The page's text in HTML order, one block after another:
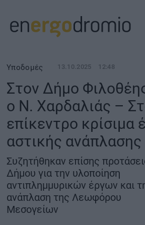
ΥΠΟΔΟΜΕΣ
REAL ESTATE
ΠΕΡΙΒΑΛΛΟΝ
ΕΝΕΡΓΕΙΑ
ΜΕΤΑΦΟΡΕΣ -
ΨΗΦΙΑΚΟΣ ΚΟΣΜΟΣ
Υποδομές 13.10.2025 12:48
Στον Δήμο
ο Ν. Χαρδαλιάς –
επίκεντρο κρίσιμα
αστικής ανάπλασης
Συζητήθηκαν επίσης
Δήμου για την υλοποίηση
αντιπλημμυρικών έργων και
ανάπλαση της Λεωφόρου
Μεσογείων